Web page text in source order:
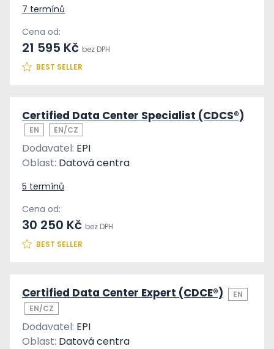
7 termínů
Cena od:
21 595 Kč bez DPH
BEST SELLER
Certified Data Center Specialist (CDCS®)
EN EN/CZ
Dodavatel: EPI
Oblast: Datová centra
5 termínů
Cena od:
30 250 Kč bez DPH
BEST SELLER
Certified Data Center Expert (CDCE®)
EN
EN/CZ
Dodavatel: EPI
Oblast: Datová centra